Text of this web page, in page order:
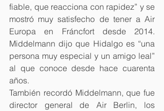
fiable, que reacciona con rapidez” y se
mostró muy satisfecho de tener a Air
Europa en Fráncfort desde 2014.
Middelmann dijo que Hidalgo es “una
persona muy especial y un amigo leal”
al que conoce desde hace cuarenta
años.
También recordó Middelmann, que fue
director general de Air Berlin, los